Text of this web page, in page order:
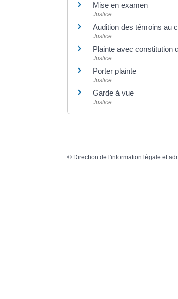
Mise en examen
Justice
Audition des témoins au
Justice
Plainte avec constitution
Justice
Porter plainte
Justice
Garde à vue
Justice
© Direction de l'information légale et